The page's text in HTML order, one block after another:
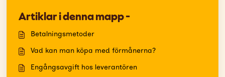
Artiklar i denna mapp -
Betalningsmetoder
Vad kan man köpa med förmånerna?
Engångsavgift hos leverantören